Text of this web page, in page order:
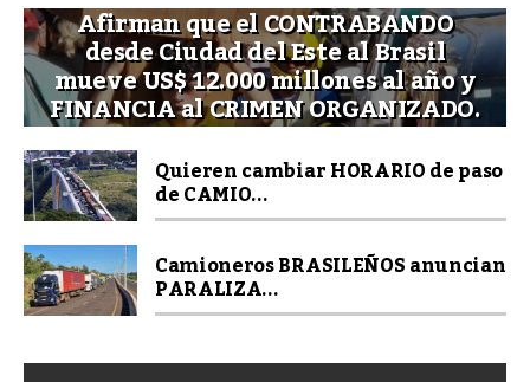
Afirman que el CONTRABANDO
desde Ciudad del Este al Brasil
mueve US$ 12.000 millones al año y
FINANCIA al CRIMEN ORGANIZADO.
Quieren cambiar HORARIO de paso
de CAMIO...
Camioneros BRASILEÑOS anuncian
PARALIZA...